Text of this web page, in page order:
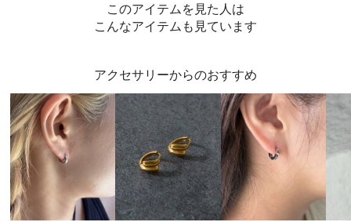
このアイテムを見た人は
こんなアイテムも見ています
アクセサリーからのおすすめ